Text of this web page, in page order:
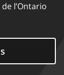
l’Ontario